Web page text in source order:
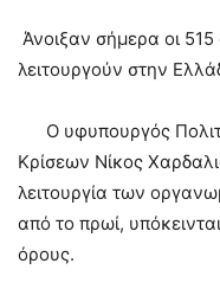
Άνοιξαν σήμερα οι
λειτουργούν στην
Ο υφυπουργός
Κρίσεων Νίκος
λειτουργία των
από το πρωί,
όρους.